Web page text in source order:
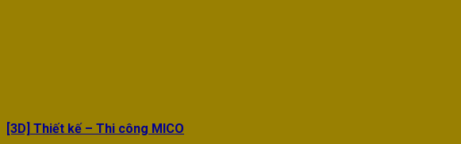
[3D] Thiết kế – Thi công MICO